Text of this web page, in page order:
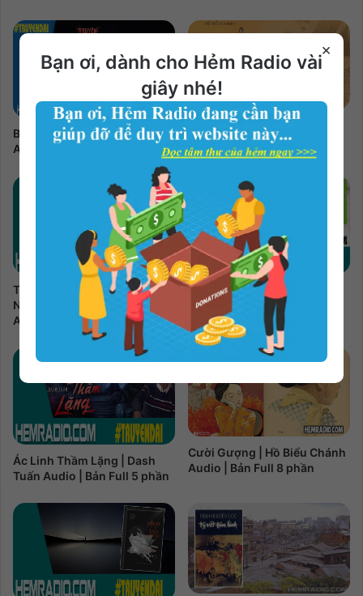
Bé Đỏ | Cú Heo & Bỉ Ngạn Hoa
Audio | Bản Full 3 phần
Cư Kỉnh | Hồ Biểu Chánh
Audio | Bản Full
Tôi, Charley Và Hành Trình
Nước Mỹ | John Steinbeck
Audio | Bản Full 16 phần
Trâm 2 | Kẻ Yểu Mệnh | Châu
Văn Văn Audio | Bản Full 3
phần
Ác Linh Thầm Lặng | Dash
Tuấn Audio | Bản Full 5 phần
Cười Gượng | Hồ Biểu Chánh
Audio | Bản Full 8 phần
×
Bạn ơi, dành cho Hẻm Radio vài
giây nhé!